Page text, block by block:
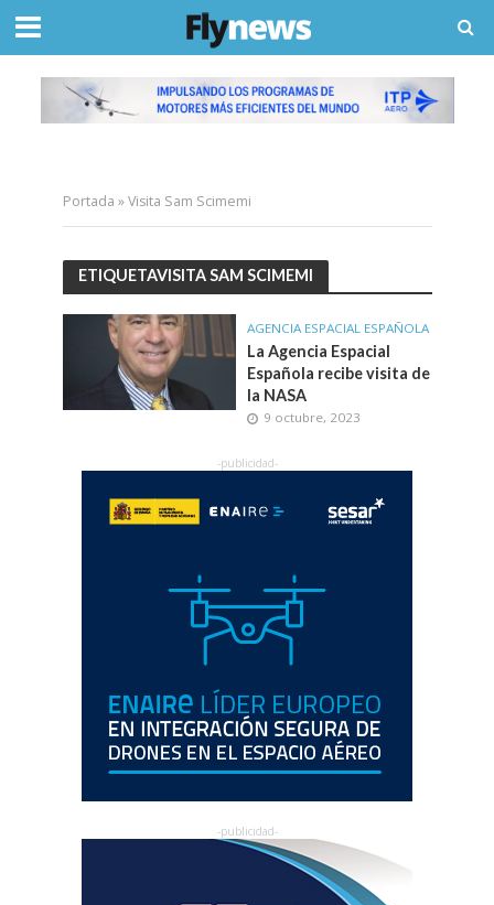
Portada »Visita Sam Scimemi
ETIQUETAVISITA SAM SCIMEMI
AGENCIA ESPACIAL ESPAÑOLA
La Agencia Espacial
Española recibe visita de
la NASA
9 octubre, 2023